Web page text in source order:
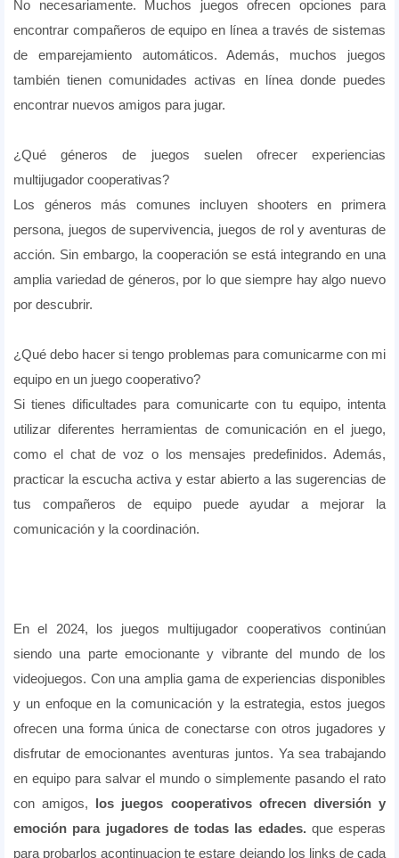
No necesariamente. Muchos juegos ofrecen opciones para
encontrar compañeros de equipo en línea a través de sistemas
de emparejamiento automáticos. Además, muchos juegos
también tienen comunidades activas en línea donde puedes
encontrar nuevos amigos para jugar.
¿Qué géneros de juegos suelen ofrecer experiencias
multijugador cooperativas?
Los géneros más comunes incluyen shooters en primera
persona, juegos de supervivencia, juegos de rol y aventuras de
acción. Sin embargo, la cooperación se está integrando en una
amplia variedad de géneros, por lo que siempre hay algo nuevo
por descubrir.
¿Qué debo hacer si tengo problemas para comunicarme con mi
equipo en un juego cooperativo?
Si tienes dificultades para comunicarte con tu equipo, intenta
utilizar diferentes herramientas de comunicación en el juego,
como el chat de voz o los mensajes predefinidos. Además,
practicar la escucha activa y estar abierto a las sugerencias de
tus compañeros de equipo puede ayudar a mejorar la
comunicación y la coordinación.
En el 2024, los juegos multijugador cooperativos continúan
siendo una parte emocionante y vibrante del mundo de los
videojuegos. Con una amplia gama de experiencias disponibles
y un enfoque en la comunicación y la estrategia, estos juegos
ofrecen una forma única de conectarse con otros jugadores y
disfrutar de emocionantes aventuras juntos. Ya sea trabajando
en equipo para salvar el mundo o simplemente pasando el rato
con amigos, los juegos cooperativos ofrecen diversión y
emoción para jugadores de todas las edades. que esperas
para probarlos acontinuacion te estare dejando los links de cada